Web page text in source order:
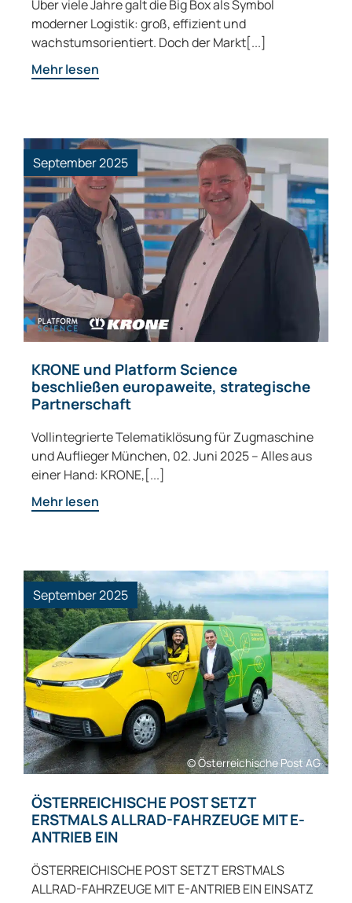
Über viele Jahre galt die Big Box als Symbol
moderner Logistik: groß, effizient und
wachstumsorientiert. Doch der Markt[...]
Mehr lesen
September 2025
KRONE und Platform Science
beschließen europaweite, strategische
Partnerschaft
Vollintegrierte Telematiklösung für Zugmaschine
und Auflieger München, 02. Juni 2025 – Alles aus
einer Hand: KRONE,[...]
Mehr lesen
September 2025
© Österreichische Post AG
ÖSTERREICHISCHE POST SETZT
ERSTMALS ALLRAD-FAHRZEUGE MIT E-
ANTRIEB EIN
ÖSTERREICHISCHE POST SETZT ERSTMALS
ALLRAD-FAHRZEUGE MIT E-ANTRIEB EIN EINSATZ